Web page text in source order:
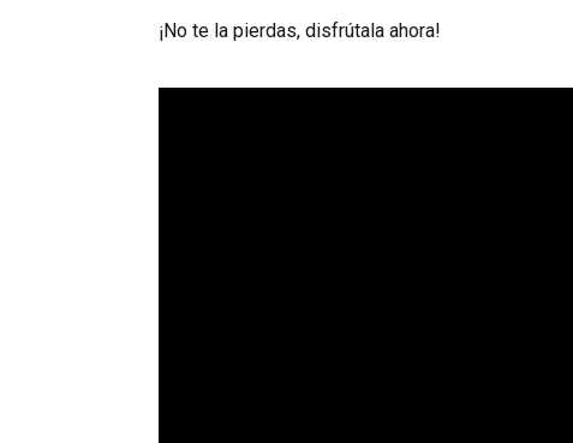
¡No te la pierdas, disfrútala ahora!